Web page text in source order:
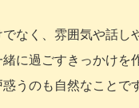
なく、雰囲気や話し
に過ごすきっかけを
うのも自然なことで